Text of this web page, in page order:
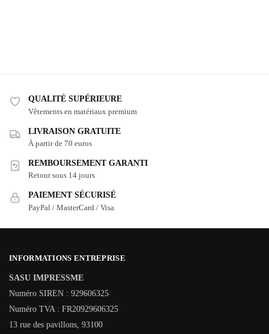
QUALITÉ SUPÉRIEURE
Vêtements en matériaux premium
LIVRAISON GRATUITE
À partir de 70 euros
REMBOURSEMENT GARANTI
Retour sous 14 jours
PAIEMENT SÉCURISÉ
PayPal / MasterCard / Visa
INFORMATIONS ENTREPRISE
SASU IMPRESSME
Numéro SIREN : 929606325
Numéro TVA : FR20929606325
13 rue des pavillons, 93100